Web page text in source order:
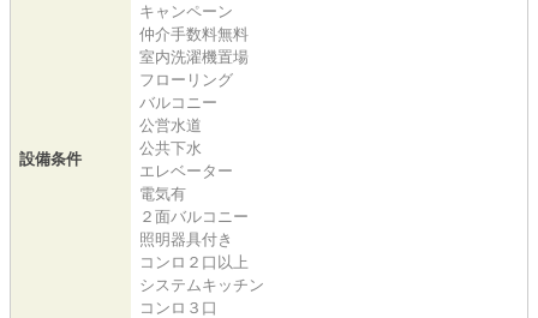
設備条件
キャンペーン
仲介手数料無料
室内洗濯機置場
フローリング
バルコニー
公営水道
公共下水
エレベーター
電気有
２面バルコニー
照明器具付き
コンロ２口以上
システムキッチン
コンロ３口